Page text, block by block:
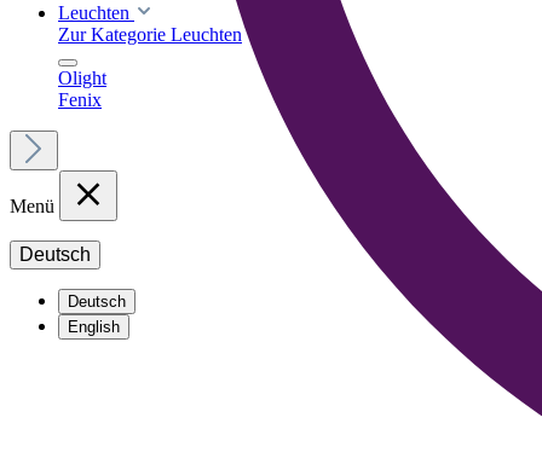
Leuchten
Zur Kategorie Leuchten
Olight
Fenix
Menü
Deutsch
Deutsch
English